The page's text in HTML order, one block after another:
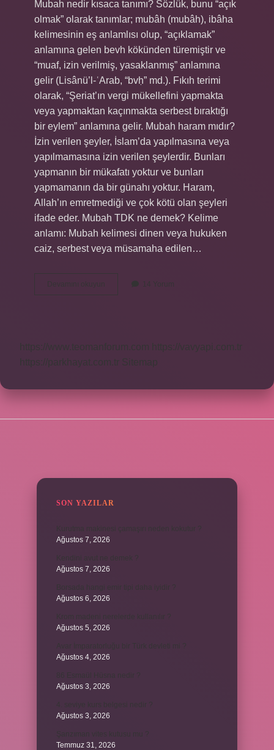
Mubah nedir kısaca tanımı? Sözlük, bunu “açık
olmak” olarak tanımlar; mubâh (mubâh), ibâha
kelimesinin eş anlamlısı olup, “açıklamak”
anlamına gelen bevh kökünden türemiştir ve
“muaf, izin verilmiş, yasaklanmış” anlamına
gelir (Lisânü’l-ʿArab, “bvḥ” md.). Fıkıh terimi
olarak, “Şeriat’ın vergi mükellefini yapmakta
veya yapmaktan kaçınmakta serbest bıraktığı
bir eylem” anlamına gelir. Mubah haram mıdır?
İzin verilen şeyler, İslam’da yapılmasına veya
yapılmamasına izin verilen şeylerdir. Bunları
yapmanın bir mükafatı yoktur ve bunları
yapmamanın da bir günahı yoktur. Haram,
Allah’ın emretmediği ve çok kötü olan şeyleri
ifade eder. Mubah TDK ne demek? Kelime
anlamı: Mubah kelimesi dinen veya hukuken
caiz, serbest veya müsamaha edilen…
Devamını okuyun
Neye
14 Yorum
https://www.teomanforum.com
https://vavyapi.com.tr
https://parkhayat.com.tr
Sitemap
SON YAZILAR
Ağustos 7, 2026
Ağustos 7, 2026
Ağustos 6, 2026
Ağustos 5, 2026
Ağustos 4, 2026
Ağustos 3, 2026
Ağustos 3, 2026
Temmuz 31, 2026